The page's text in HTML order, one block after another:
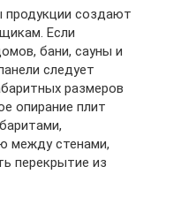
продукции создают
Если
бани, сауны и
следует
размеров
опирание плит
между стенами,
перекрытие из